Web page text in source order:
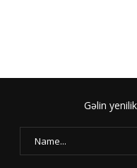
Gəlin